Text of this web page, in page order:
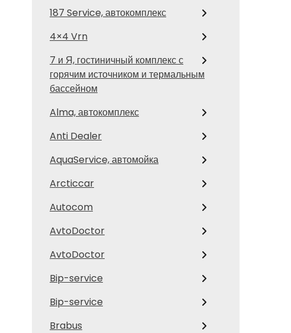
187 Service, автокомплекс
4×4 Vrn
7 и Я, гостиничный комплекс с
горячим источником и термальным
бассейном
Alma, автокомплекс
Anti Dealer
AquaService, автомойка
Arcticcar
Autocom
AvtoDoctor
AvtoDoctor
Bip-service
Bip-service
Brabus